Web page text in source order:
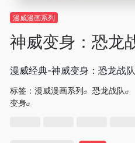
漫威漫画系列
神威变身：恐龙
漫威经典-神威变身：恐龙战队
标签： 漫威漫画系列 恐龙战队
变身